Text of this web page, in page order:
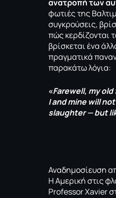
ανατροπή των
φωτιές της
συγκρούσεις,
πώς κερδίζονται
βρίσκεται ένα
πραγματικά
παρακάτω λόγια:
«Farewell, my
I and mine will
slaughter — but
Αναδημοσίευση
Η Αμερική στις
Professor Xavier